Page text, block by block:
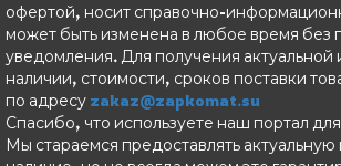
офертой, носит справочно-
может быть изменена в любое время без
уведомления. Для получения
наличии, стоимости, сроков поставки
по адресу zakaz@zapkomat.su
Спасибо, что используете наш портал
Мы стараемся предоставлять